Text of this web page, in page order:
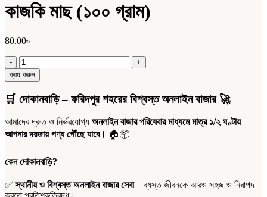
কাজকি মাছ (১০০ গ্রাম)
80.00৳
কাজকি
মাছ
(১০০
quantity
ক্রয় করুন
🛒 দোকানবাড়ি – ফরিদপুর শহরের বিশ্বস্ত অনলাইন বাজার🚀
আমাদের দ্রুত ও নির্ভরযোগ্য অনলাইন বাজার পরিষেবার মাধ্যমে মাত্র ১/২ ঘণ্টায়
আপনার দরজায় পণ্য পৌঁছে যাবে। 🏠📦
কেন দোকানবাড়ি?
✅স্থানীয় ও বিশ্বস্ত অনলাইন বাজার সেবা– ব্যস্ত জীবনকে আরও সহজ ও নিরাপদ